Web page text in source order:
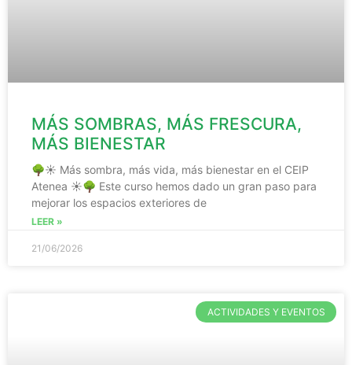
MÁS SOMBRAS, MÁS FRESCURA,
MÁS BIENESTAR
🌳☀️ Más sombra, más vida, más bienestar en el CEIP
Atenea ☀️🌳 Este curso hemos dado un gran paso para
mejorar los espacios exteriores de
LEER »
21/06/2026
ACTIVIDADES Y EVENTOS